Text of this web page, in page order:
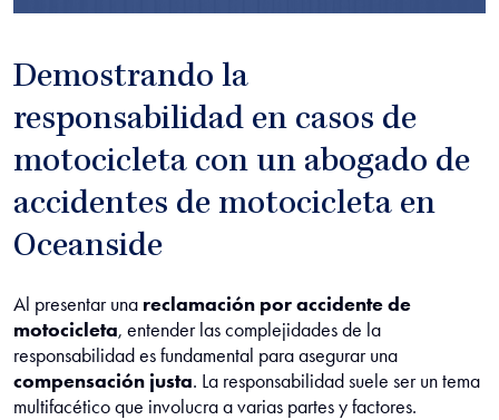
Demostrando la
responsabilidad en casos de
motocicleta con un abogado de
accidentes de motocicleta en
Oceanside
Al presentar una reclamación por accidente de
motocicleta, entender las complejidades de la
responsabilidad es fundamental para asegurar una
compensación justa. La responsabilidad suele ser un tema
multifacético que involucra a varias partes y factores.